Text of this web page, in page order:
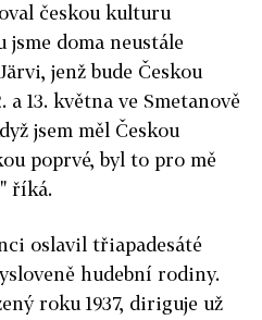
českou kulturu
jsme doma neustále
jenž bude Českou
13. května ve Smetanově
jsem měl Českou
poprvé, byl to pro mě
říká.
oslavil třiapadesáté
hudební rodiny.
roku 1937, diriguje už